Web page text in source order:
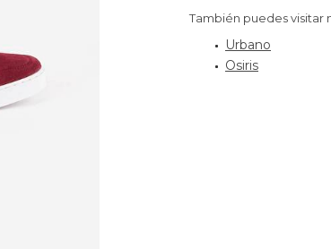
También puedes visitar
Urbano
Osiris